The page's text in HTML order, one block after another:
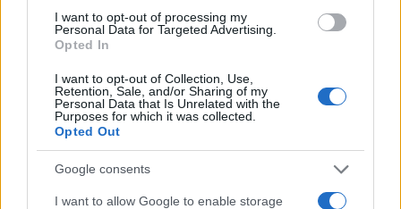
I want to opt-out of processing my
Personal Data for Targeted Advertising.
Opted In
I want to opt-out of Collection, Use,
Retention, Sale, and/or Sharing of my
Personal Data that Is Unrelated with the
Purposes for which it was collected.
Opted Out
Google consents
I want to allow Google to enable storage
Notizie in tempo reale?
Entra nel canale telegram di